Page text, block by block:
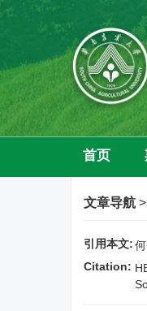
首页
文章导航 >
引用本文:
Citation: